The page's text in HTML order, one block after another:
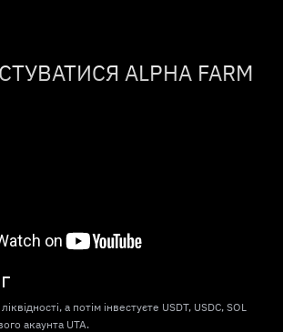
ALPHA FARM
а потім інвестуєте USDT, USDC, SOL
акаунта UTA.